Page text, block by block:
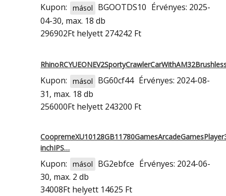
Kupon: másol BGOOTDS10 Érvényes: 2025-
04-30, max. 18 db
296902Ft helyett 274242 Ft
Kupon: másol BG60cf44 Érvényes: 2024-08-
31, max. 18 db
256000Ft helyett 243200 Ft
inchIPS…
Kupon: másol BG2ebfce Érvényes: 2024-06-
30, max. 2 db
34008Ft helyett 14625 Ft